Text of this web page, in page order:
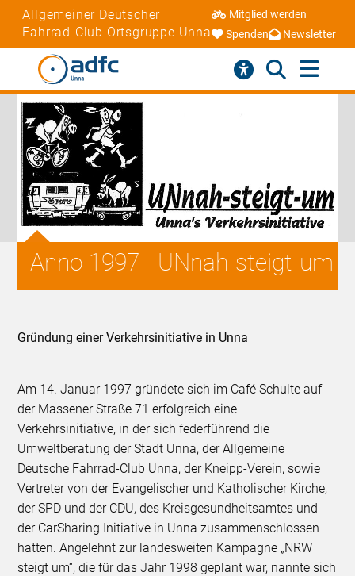
Allgemeiner Deutscher
Fahrrad-Club Ortsgruppe Unna
Mitglied werden
Spenden
Newsletter
Anno 1997 - UNnah-steigt-um
Gründung einer Verkehrsinitiative in Unna
Am 14. Januar 1997 gründete sich im Café Schulte auf
der Massener Straße 71 erfolgreich eine
Verkehrsinitiative, in der sich federführend die
Umweltberatung der Stadt Unna, der Allgemeine
Deutsche Fahrrad-Club Unna, der Kneipp-Verein, sowie
Vertreter von der Evangelischer und Katholischer Kirche,
der SPD und der CDU, des Kreisgesundheitsamtes und
der CarSharing Initiative in Unna zusammenschlossen
hatten. Angelehnt zur landesweiten Kampagne „NRW
steigt um“, die für das Jahr 1998 geplant war, nannte sich